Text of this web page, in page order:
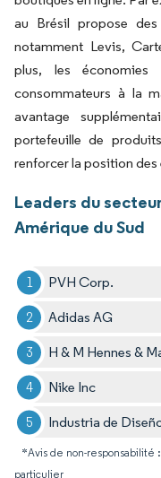
au Brésil propose
notamment Levis,
plus, les
consommateurs à la
avantage
portefeuille de
renforcer la position des
Leaders du
Amérique du Sud
PVH Corp.
Adidas AG
H & M Hennes &
Nike Inc
Industria de
*Avis de non-responsabilité
particulier